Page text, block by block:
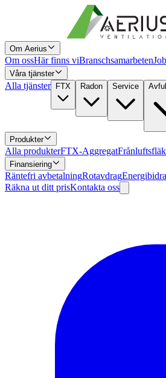
Om Aerius
Om ossHär finns viBranschsamarbeten
Våra tjänster
Alla tjänster FTX Radon Service
Produkter
Alla produkterFTX-Aggregat
Finansiering
Räntefri avbetalningRotavdrag
Räkna ut ditt prisKontakta oss